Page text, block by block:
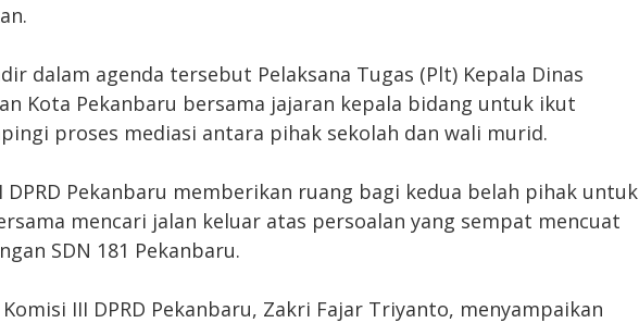
dalam agenda tersebut Pelaksana Tugas (Plt) Kepala Dinas
Kota Pekanbaru bersama jajaran kepala bidang untuk ikut
proses mediasi antara pihak sekolah dan wali murid.
DPRD Pekanbaru memberikan ruang bagi kedua belah pihak untuk
mencari jalan keluar atas persoalan yang sempat mencuat
SDN 181 Pekanbaru.
III DPRD Pekanbaru, Zakri Fajar Triyanto, menyampaikan